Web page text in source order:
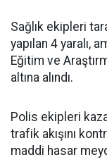
Sağlık ekipleri
yapılan 4 yaralı,
Eğitim ve
altına alındı.
Polis ekipleri
trafik akışını
maddi hasar